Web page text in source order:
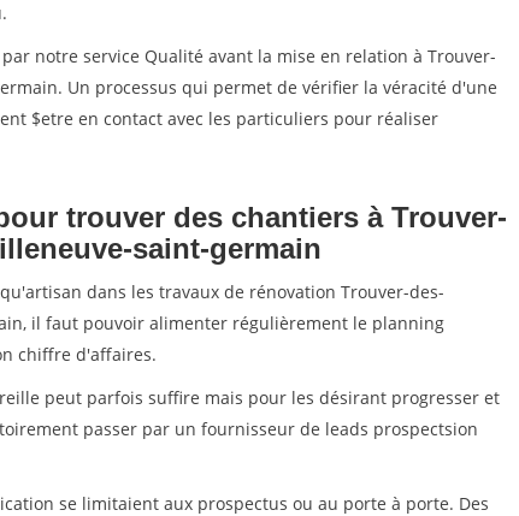
notre service Qualité avant la mise en relation à Trouver-
Un processus qui permet de vérifier la véracité d'une
$etre en contact avec les particuliers pour réaliser
trouver des chantiers à Trouver-
saint-germain
dans les travaux de rénovation Trouver-des-
il faut pouvoir alimenter régulièrement le planning
chiffre d'affaires.
peut parfois suffire mais pour les désirant progresser et
passer par un fournisseur de leads prospectsion
se limitaient aux prospectus ou au porte à porte. Des